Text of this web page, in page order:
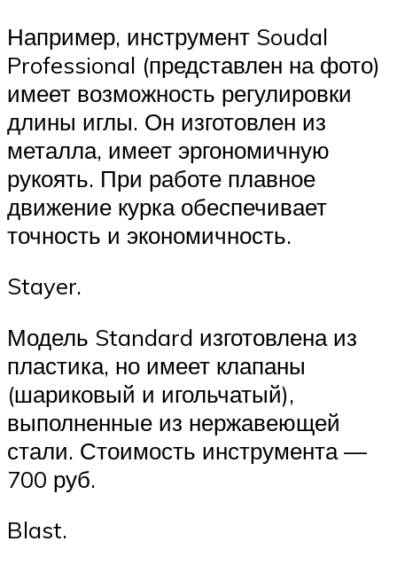
Например, инструмент Soudal
Professional (представлен на фото)
имеет возможность регулировки
длины иглы. Он изготовлен из
металла, имеет эргономичную
рукоять. При работе плавное
движение курка обеспечивает
точность и экономичность.
Stayer.
Модель Standard изготовлена из
пластика, но имеет клапаны
(шариковый и игольчатый),
выполненные из нержавеющей
стали. Стоимость инструмента —
700 руб.
Blast.